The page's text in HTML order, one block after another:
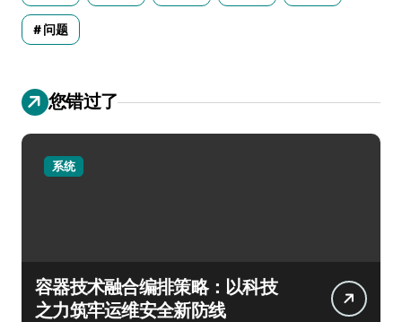
问题
您错过了
系统
容器技术融合编排策略：以科技
之力筑牢运维安全新防线